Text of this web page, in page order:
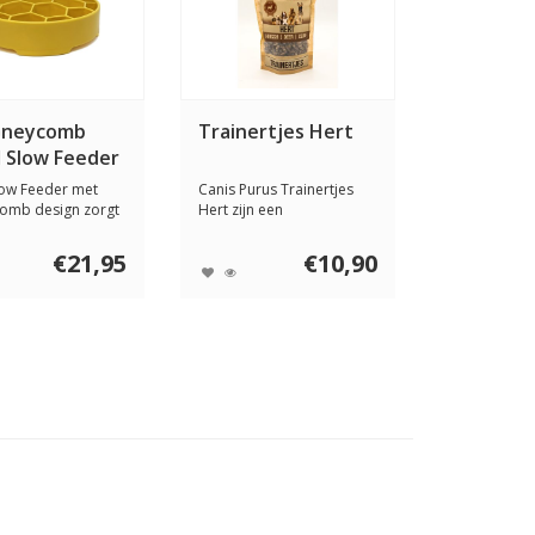
Slow Feeder
Feeder met
design zorgt
€21,95
Trainertjes Hert
Canis Purus Trainertjes
Hert zijn een
€10,90